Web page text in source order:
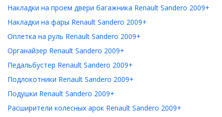
Накладки на проем двери багажника Renault Sandero 2009+
Накладки на фары Renault Sandero 2009+
Оплетка на руль Renault Sandero 2009+
Органайзер Renault Sandero 2009+
Педальбустер Renault Sandero 2009+
Подлокотники Renault Sandero 2009+
Подушки Renault Sandero 2009+
Расширители колесных арок Renault Sandero 2009+